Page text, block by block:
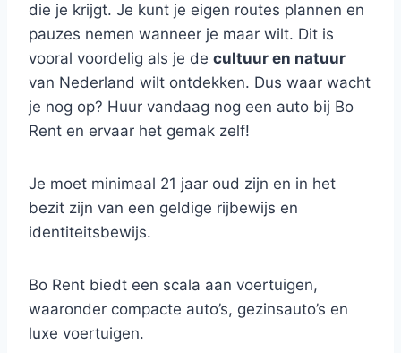
die je krijgt. Je kunt je eigen routes plannen en
pauzes nemen wanneer je maar wilt. Dit is
vooral voordelig als je de cultuur en natuur
van Nederland wilt ontdekken. Dus waar wacht
je nog op? Huur vandaag nog een auto bij Bo
Rent en ervaar het gemak zelf!
Je moet minimaal 21 jaar oud zijn en in het
bezit zijn van een geldige rijbewijs en
identiteitsbewijs.
Bo Rent biedt een scala aan voertuigen,
waaronder compacte auto’s, gezinsauto’s en
luxe voertuigen.